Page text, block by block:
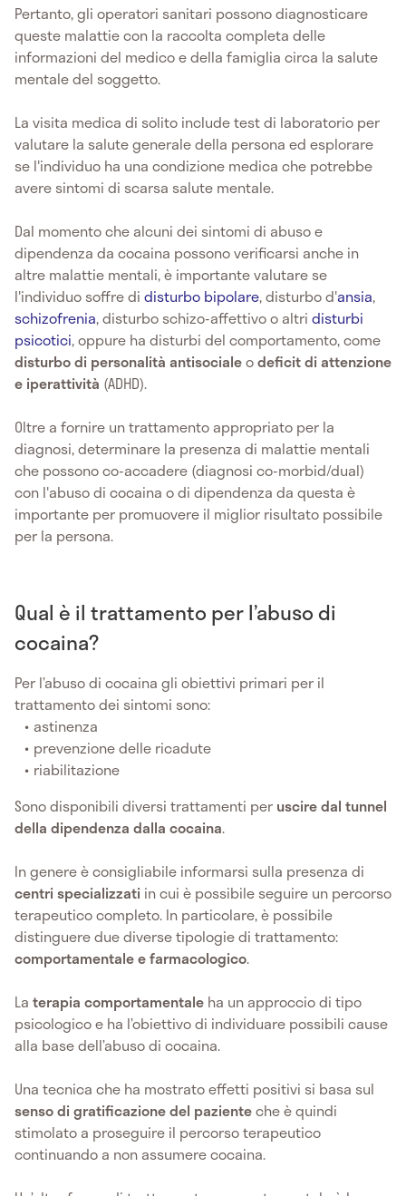
Pertanto, gli operatori sanitari possono diagnosticare
queste malattie con la raccolta completa delle
informazioni del medico e della famiglia circa la salute
mentale del soggetto.
La visita medica di solito include test di laboratorio per
valutare la salute generale della persona ed esplorare
se l'individuo ha una condizione medica che potrebbe
avere sintomi di scarsa salute mentale.
Dal momento che alcuni dei sintomi di abuso e
dipendenza da cocaina possono verificarsi anche in
altre malattie mentali, è importante valutare se
l'individuo soffre di disturbo bipolare, disturbo d'ansia,
schizofrenia, disturbo schizo-affettivo o altri disturbi
psicotici, oppure ha disturbi del comportamento, come
disturbo di personalità antisocialeodeficit di attenzione
e iperattività (ADHD).
Oltre a fornire un trattamento appropriato per la
diagnosi, determinare la presenza di malattie mentali
che possono co-accadere (diagnosi co-morbid/dual)
con l'abuso di cocaina o di dipendenza da questa è
importante per promuovere il miglior risultato possibile
per la persona.
Qual è il trattamento per l’abuso di
cocaina?
Per l’abuso di cocaina gli obiettivi primari per il
trattamento dei sintomi sono:
astinenza
prevenzione delle ricadute
riabilitazione
Sono disponibili diversi trattamenti per uscire dal tunnel
della dipendenza dalla cocaina.
In genere è consigliabile informarsi sulla presenza di
centri specializzati in cui è possibile seguire un percorso
terapeutico completo. In particolare, è possibile
distinguere due diverse tipologie di trattamento:
comportamentale e farmacologico.
La terapia comportamentale ha un approccio di tipo
psicologico e ha l’obiettivo di individuare possibili cause
alla base dell’abuso di cocaina.
Una tecnica che ha mostrato effetti positivi si basa sul
senso di gratificazione del pazienteche è quindi
stimolato a proseguire il percorso terapeutico
continuando a non assumere cocaina.